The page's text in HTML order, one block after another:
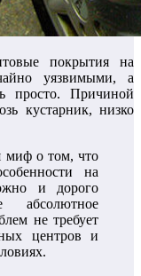
покрытия на
уязвимыми, а
просто. Причиной
кустарник, низко
миф о том, что
на
и дорого
не требует
центров и